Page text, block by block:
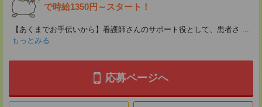
で時給1350円～スタート！
【あくまでお手伝いから】看護師さんのサポート役として、患者さ ...
もっとみる
応募ページへ